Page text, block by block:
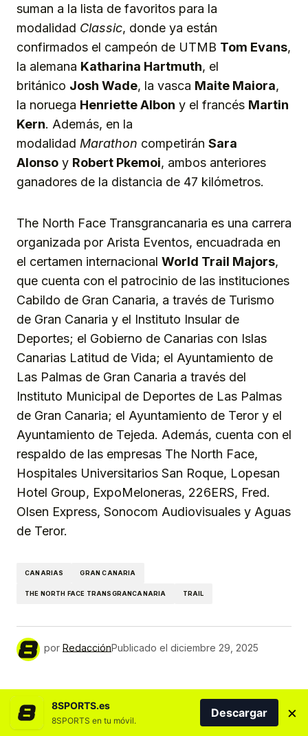
suman a la lista de favoritos para la
modalidad Classic, donde ya están
confirmados el campeón de UTMB Tom Evans,
la alemana Katharina Hartmuth, el
británico Josh Wade, la vasca Maite Maiora,
la noruega Henriette Albon y el francés Martin
Kern. Además, en la
modalidad Marathon competirán Sara
Alonso y Robert Pkemoi, ambos anteriores
ganadores de la distancia de 47 kilómetros.
The North Face Transgrancanaria es una carrera
organizada por Arista Eventos, encuadrada en
el certamen internacional World Trail Majors,
que cuenta con el patrocinio de las instituciones
Cabildo de Gran Canaria, a través de Turismo
de Gran Canaria y el Instituto Insular de
Deportes; el Gobierno de Canarias con Islas
Canarias Latitud de Vida; el Ayuntamiento de
Las Palmas de Gran Canaria a través del
Instituto Municipal de Deportes de Las Palmas
de Gran Canaria; el Ayuntamiento de Teror y el
Ayuntamiento de Tejeda. Además, cuenta con el
respaldo de las empresas The North Face,
Hospitales Universitarios San Roque, Lopesan
Hotel Group, ExpoMeloneras, 226ERS, Fred.
Olsen Express, Sonocom Audiovisuales y Aguas
de Teror.
CANARIAS GRAN CANARIA
THE NORTH FACE TRANSGRANCANARIA TRAIL
por RedacciónPublicado el diciembre 29, 2025
MÁS NOTICIAS DEL DEPORTE CANARIO
8SPORTS.es
8SPORTS en tu móvil.
Descargar ×